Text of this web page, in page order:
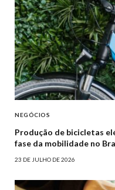
NEGÓCIOS
Produção de bicicletas
fase da mobilidade no
23 DE JULHO DE 2026